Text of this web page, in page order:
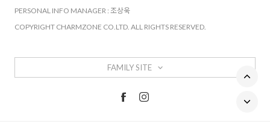
PERSONAL INFO MANAGER : 조상욱
COPYRIGHT CHARMZONE CO.LTD. ALL RIGHTS RESERVED.
FAMILY SITE